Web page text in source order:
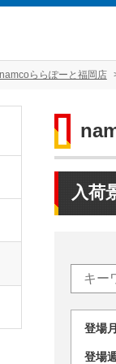
namcoららぽーと福岡店
入荷
登
登